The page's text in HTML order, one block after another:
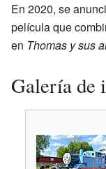
En 2020, se
película que
en Thomas y sus
Galería de